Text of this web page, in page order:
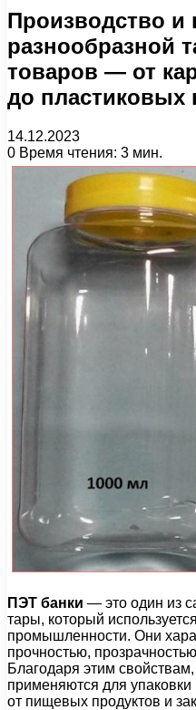
Производство и
разнообразной
товаров — от
до пластиковых
14.12.2023
0 Время чтения: 3 мин.
ПЭТ банки — это один из
тары, который
промышленности. Они
прочностью,
Благодаря этим
применяются для
от пищевых продуктов и